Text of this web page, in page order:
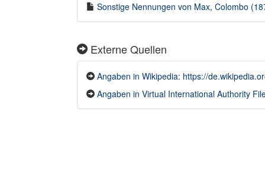
Sonstige Nennungen von Max, Colombo
Externe Quellen
Angaben in Wikipedia: https://
Angaben in Virtual International Authority